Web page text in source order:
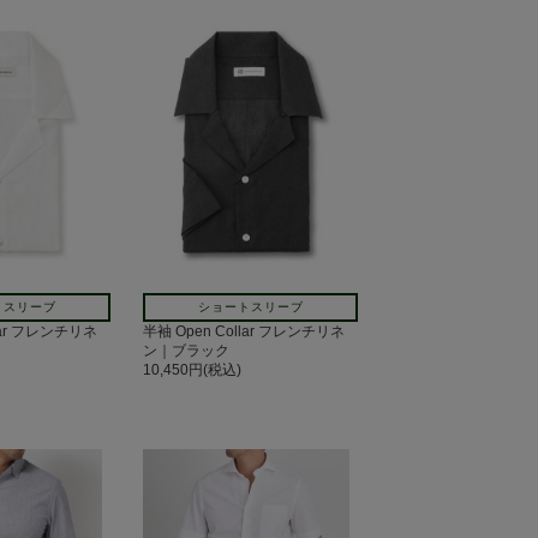
リーブ
フレンチリネ
ショートスリーブ
半袖 Open Collar フレンチリネ
ン｜ブラック
10,450円(税込)